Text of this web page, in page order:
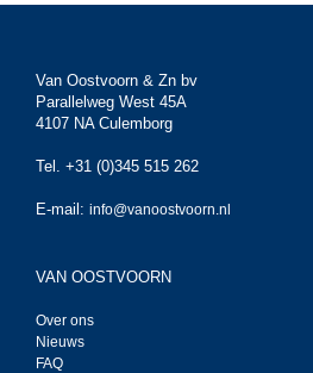
Van Oostvoorn & Zn bv
Parallelweg West 45A
4107 NA Culemborg
Tel. +31 (0)345 515 262
E-mail: info@vanoostvoorn.nl
VAN OOSTVOORN
Over ons
Nieuws
FAQ